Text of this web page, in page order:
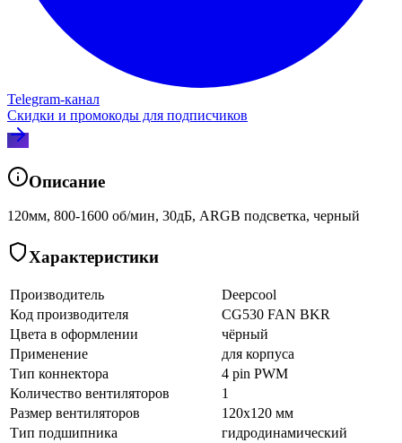
Telegram‑канал
Скидки и промокоды для подписчиков
Описание
120мм, 800-1600 об/мин, 30дБ, ARGB подсветка, черный
Характеристики
Производитель
Deepcool
Код производителя
CG530 FAN BKR
Цвета в оформлении
чёрный
Применение
для корпуса
Тип коннектора
4 pin PWM
Количество вентиляторов
1
Размер вентиляторов
120x120 мм
Тип подшипника
гидродинамический